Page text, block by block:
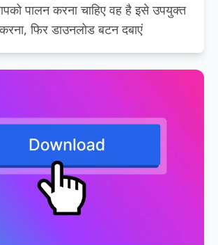
पालन करना चाहिए वह है इसे उपयुक्त
फिर डाउनलोड बटन दबाएं